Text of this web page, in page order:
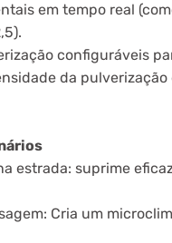
em tempo real
configuráveis
da
estrada: suprime
Cria um